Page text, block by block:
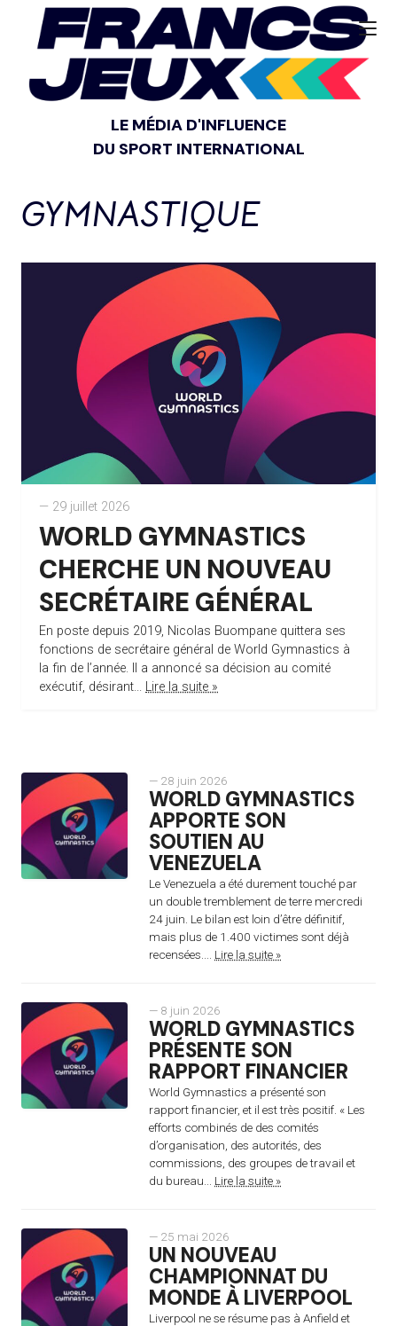
LE MÉDIA D'INFLUENCE
DU SPORT INTERNATIONAL
GYMNASTIQUE
— 29 juillet 2026
WORLD GYMNASTICS
CHERCHE UN NOUVEAU
SECRÉTAIRE GÉNÉRAL
En poste depuis 2019, Nicolas Buompane quittera ses
fonctions de secrétaire général de World Gymnastics à
la fin de l’année. Il a annoncé sa décision au comité
exécutif, désirant... Lire la suite »
— 28 juin 2026
WORLD GYMNASTICS
APPORTE SON
SOUTIEN AU
VENEZUELA
Le Venezuela a été durement touché par
un double tremblement de terre mercredi
24 juin. Le bilan est loin d’être définitif,
mais plus de 1.400 victimes sont déjà
recensées.... Lire la suite »
— 8 juin 2026
WORLD GYMNASTICS
PRÉSENTE SON
RAPPORT FINANCIER
World Gymnastics a présenté son
rapport financier, et il est très positif. « Les
efforts combinés de des comités
d’organisation, des autorités, des
commissions, des groupes de travail et
du bureau... Lire la suite »
— 25 mai 2026
UN NOUVEAU
CHAMPIONNAT DU
MONDE À LIVERPOOL
Liverpool ne se résume pas à Anfield et